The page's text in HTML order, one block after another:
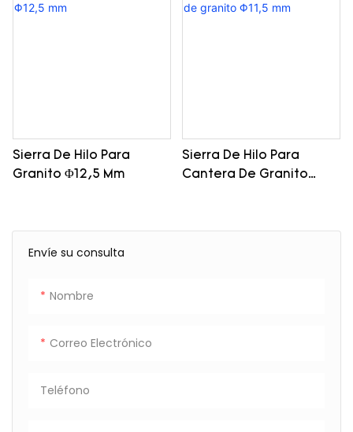
Envíe su consulta
Nombre
Correo Electrónico
Teléfono
Sierra De Hilo Para
Granito Φ12,5 Mm
Sierra De Hilo Para
Cantera De Granito